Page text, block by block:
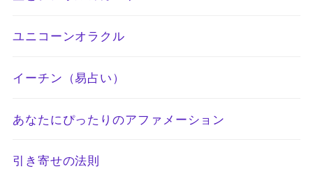
ユニコーンオラクル
イーチン（易占い）
あなたにぴったりのアファメーション
引き寄せの法則